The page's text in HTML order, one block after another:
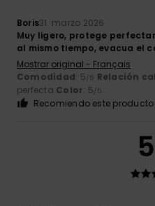
Boris31. marzo 2026
Muy ligero, protege
al mismo tiempo, evacua el
Mostrar original - Français
Comodidad: 5/5 Relación
perfecta Color: 5/5
Recomiendo este producto
5